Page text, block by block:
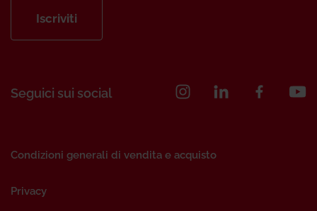
Iscriviti
Seguici sui social
Condizioni generali di vendita e acquisto
Privacy